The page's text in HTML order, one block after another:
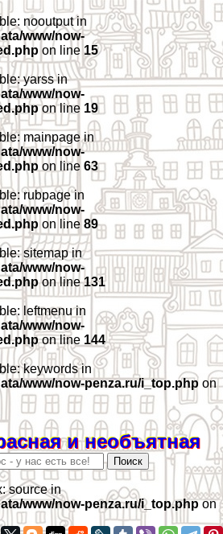
nooutput in
www/now-
on line 15
yarss in
www/now-
on line 19
mainpage in
www/now-
on line 63
rubpage in
www/now-
on line 89
sitemap in
www/now-
on line131
leftmenu in
www/now-
on line 144
keywords in
www/now-penza.ru/i_top.php on
и необъятная
source in
www/now-penza.ru/i_top.phpon